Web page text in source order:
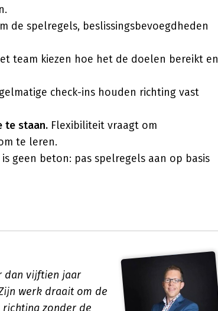
de spelregels, beslissingsbevoegdheden
team kiezen hoe het de doelen bereikt en
check-ins houden richting vast
te staan. Flexibiliteit vraagt om
te leren.
geen beton: pas spelregels aan op basis
dan vijftien jaar
werk draait om de
zonder de